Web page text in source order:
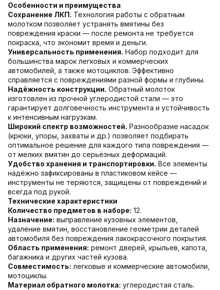
Особенности и преимущества
Сохранение ЛКП. Технология работы с обратным
молотком позволяет устранять вмятины без
повреждения краски — после ремонта не требуется
покраска, что экономит время и деньги.
Универсальность применения. Набор подходит для
большинства марок легковых и коммерческих
автомобилей, а также мотоциклов. Эффективно
справляется с повреждениями разной формы и глубины.
Надёжность конструкции. Обратный молоток
изготовлен из прочной углеродистой стали — это
гарантирует долговечность инструмента и устойчивость
к интенсивным нагрузкам.
Широкий спектр возможностей. Разнообразие насадок
(крюки, упоры, захваты и др.) позволяет подбирать
оптимальное решение для каждого типа повреждения —
от мелких вмятин до серьёзных деформаций.
Удобство хранения и транспортировки. Все элементы
надёжно зафиксированы в пластиковом кейсе —
инструменты не теряются, защищены от повреждений и
всегда под рукой.
Технические характеристики
Количество предметов в наборе: 12.
Назначение: выправление кузовных элементов,
удаление вмятин, восстановление геометрии деталей
автомобиля без повреждения лакокрасочного покрытия.
Область применения: ремонт дверей, крыльев, капота,
багажника и других частей кузова.
Совместимость: легковые и коммерческие автомобили,
мотоциклы.
Материал обратного молотка: углеродистая сталь.